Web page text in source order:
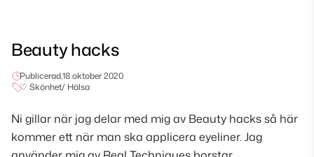
Beauty hacks
Publicerad,18 oktober 2020
♡ Skönhet/ Hälsa
Ni gillar när jag delar med mig av Beauty hacks så här
kommer ett när man ska applicera eyeliner. Jag